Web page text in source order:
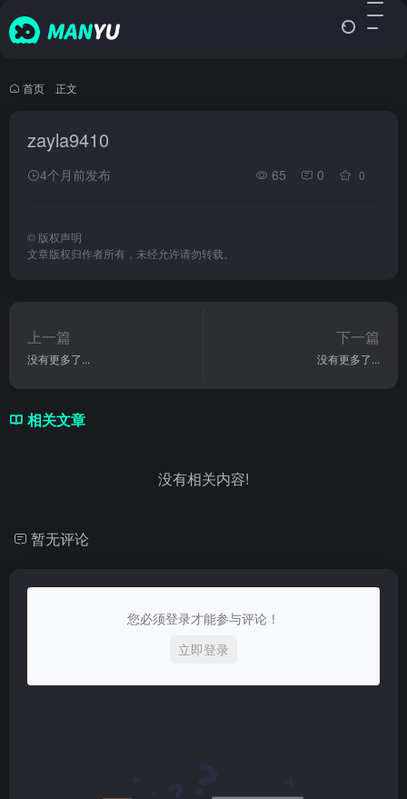
首页 正文
zayla9410
4个月前发布 65 0 0
© 版权声明
文章版权归作者所有，未经允许请勿转载。
上一篇
没有更多了...
下一篇
没有更多了...
相关文章
没有相关内容!
暂无评论
您必须登录才能参与评论！
立即登录